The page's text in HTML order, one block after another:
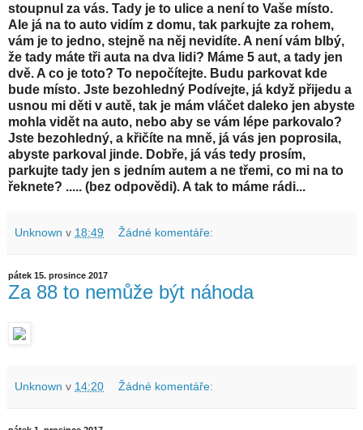
stoupnul za vás. Tady je to ulice a není to Vaše místo.
Ale já na to auto vidím z domu, tak parkujte za rohem,
vám je to jedno, stejně na něj nevidíte. A není vám blbý,
že tady máte tři auta na dva lidi? Máme 5 aut, a tady jen
dvě. A co je toto? To nepočítejte. Budu parkovat kde
bude místo. Jste bezohledný Podívejte, já když přijedu a
usnou mi děti v autě, tak je mám vláčet daleko jen abyste
mohla vidět na auto, nebo aby se vám lépe parkovalo?
Jste bezohledný, a křičíte na mně, já vás jen poprosila,
abyste parkoval jinde. Dobře, já vás tedy prosím,
parkujte tady jen s jedním autem a ne třemi, co mi na to
řeknete? ..... (bez odpovědi). A tak to máme rádi...
Unknown v 18:49 Žádné komentáře:
pátek 15. prosince 2017
Za 88 to nemůže být náhoda
Unknown v 14:20 Žádné komentáře: